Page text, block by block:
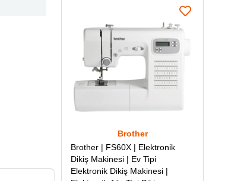
Brother
Brother | FS60X | Elektronik
Dikiş Makinesi | Ev Tipi
Elektronik Dikiş Makinesi |